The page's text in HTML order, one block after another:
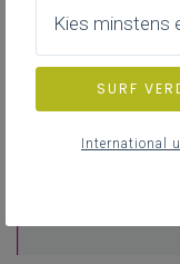
Didactische
Kies minstens
SURF
International